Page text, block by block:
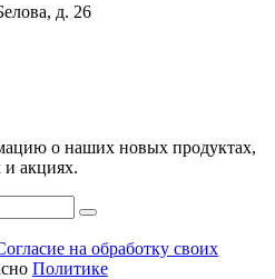
д. 26
о наших новых продуктах,
акциях.
на обработку своих
Политике